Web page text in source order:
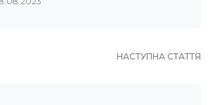
НАСТУПНА СТАТТЯ